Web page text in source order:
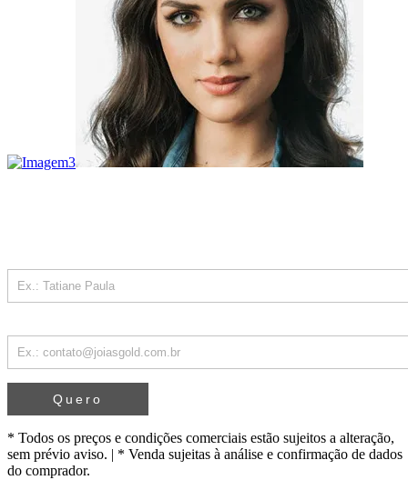
Quero
* Todos os preços e condições comerciais estão sujeitos a alteração,
sem prévio aviso. | * Venda sujeitas à análise e confirmação de dados
do comprador.